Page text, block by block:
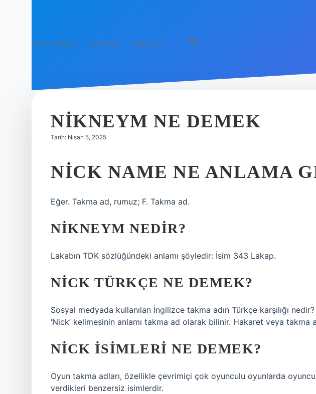
Gizlilik Politikası Hakkımızda Yasal Uyarı
NIKNEYM NE DEMEK
Tarih: Nisan 5, 2025
NICK NAME NE ANLAMA
Eğer. Takma ad, rumuz; F. Takma ad.
NIKNEYM NEDIR?
Lakabın TDK sözlüğündeki anlamı şöyledir: İsim 343 Lakap.
NICK TÜRKÇE NE DEMEK?
Sosyal medyada kullanılan İngilizce takma adın Türkçe karşılığı
‘Nick’ kelimesinin anlamı takma ad olarak bilinir. Hakaret veya takma
NICK ISIMLERI NE DEMEK?
Oyun takma adları, özellikle çevrimiçi çok oyunculu oyunlarda
verdikleri benzersiz isimlerdir.